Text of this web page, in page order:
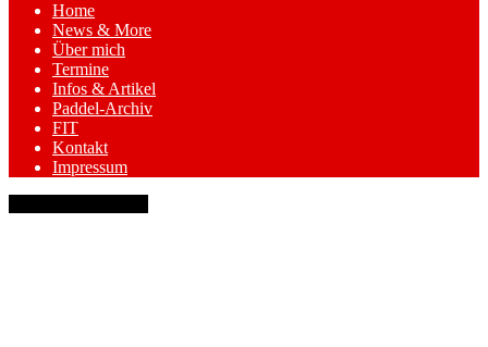
Home
News & More
Über mich
Termine
Infos & Artikel
Paddel-Archiv
FIT
Kontakt
Impressum